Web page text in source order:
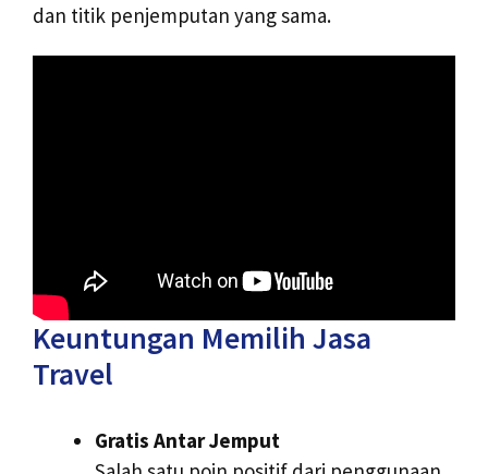
dan titik penjemputan yang sama.
Keuntungan Memilih Jasa
Travel
Gratis Antar Jemput